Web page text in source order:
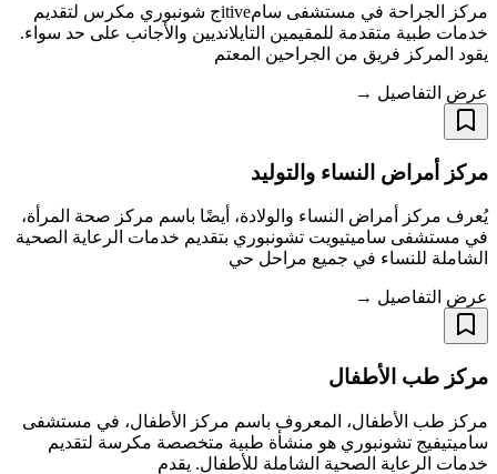
مركز الجراحة في مستشفى سامitiveج شونبوري مكرس لتقديم
خدمات طبية متقدمة للمقيمين التايلانديين والأجانب على حد سواء.
يقود المركز فريق من الجراحين المعتم
عرض التفاصيل →
مركز أمراض النساء والتوليد
يُعرف مركز أمراض النساء والولادة، أيضًا باسم مركز صحة المرأة،
في مستشفى ساميتيويت تشونبوري بتقديم خدمات الرعاية الصحية
الشاملة للنساء في جميع مراحل حي
عرض التفاصيل →
مركز طب الأطفال
مركز طب الأطفال، المعروف باسم مركز الأطفال، في مستشفى
ساميتيفيج تشونبوري هو منشأة طبية متخصصة مكرسة لتقديم
خدمات الرعاية الصحية الشاملة للأطفال. يقدم